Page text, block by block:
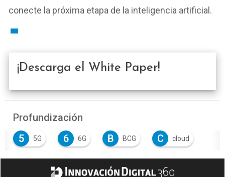
conecte la próxima etapa de la inteligencia artificial.
¡Descarga el White Paper!
Profundización
5
5G 6 6G B BCG C cloud
E Edge I I+D I Inteligencia Artificial